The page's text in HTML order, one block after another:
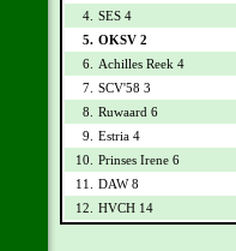
4. SES 4
5. OKSV 2
6.
Achilles Reek 4
7. SCV'58 3
8.
Ruwaard 6
9.
Estria 4
10.
Prinses Irene 6
11.
DAW 8
12.
HVCH 14